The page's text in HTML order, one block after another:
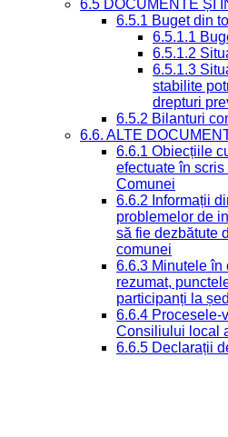
6.5 DOCUMENTE ȘI
6.5.1 Buget din
6.5.1.1
6.5.1.2
6.5.1.3
stabilite
drepturi
6.5.2 Bilanturi
6.6. ALTE
6.6.1 Obiecțiile
efectuate în scris
Comunei
6.6.2 Informații
problemelor de
să fie dezbătute
comunei
6.6.3 Minutele în
rezumat,
participanți la
6.6.4 Procesele-
Consiliului local
6.6.5 Declarații